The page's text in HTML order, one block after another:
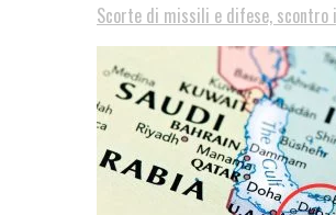
Scorte di missili e difese, scontro